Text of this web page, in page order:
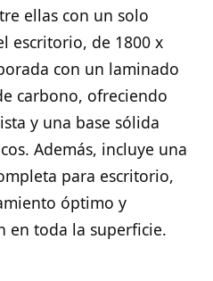
ellas con un solo
escritorio, de 1800 x
con un laminado
carbono, ofreciendo
y una base sólida
Además, incluye una
para escritorio,
óptimo y
en toda la superficie.